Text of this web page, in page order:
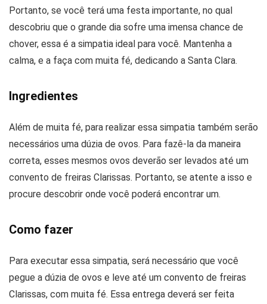
Portanto, se você terá uma festa importante, no qual
descobriu que o grande dia sofre uma imensa chance de
chover, essa é a simpatia ideal para você. Mantenha a
calma, e a faça com muita fé, dedicando a Santa Clara.
Ingredientes
Além de muita fé, para realizar essa simpatia também serão
necessários uma dúzia de ovos. Para fazê-la da maneira
correta, esses mesmos ovos deverão ser levados até um
convento de freiras Clarissas. Portanto, se atente a isso e
procure descobrir onde você poderá encontrar um.
Como fazer
Para executar essa simpatia, será necessário que você
pegue a dúzia de ovos e leve até um convento de freiras
Clarissas, com muita fé. Essa entrega deverá ser feita